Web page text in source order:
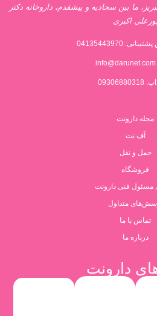
ما بین سجادیه و پیشقدم، داروخانه دکتر
اکبری
04135443970
info@darunet.com
مجله دارونت
آف نت
حمل و نقل
فروشگاه
مسئول فنی دارونت
متداول
تماس با ما
درباره ما
دارونت